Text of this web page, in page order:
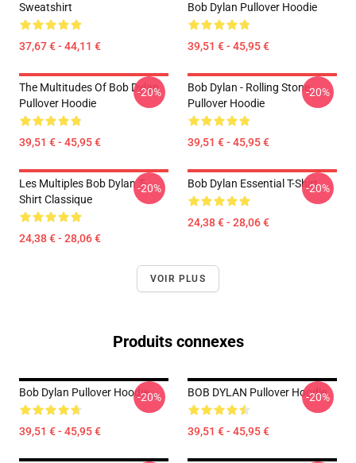
Sweatshirt
37,67 € - 44,11 €
Bob Dylan Pullover Hoodie
39,51 € - 45,95 €
The Multitudes Of Bob Dylan
Pullover Hoodie
39,51 € - 45,95 €
-20%
Bob Dylan - Rolling Stone
Pullover Hoodie
39,51 € - 45,95 €
-20%
Les Multiples Bob Dylan T-
Shirt Classique
24,38 € - 28,06 €
-20% Bob Dylan Essential T-Shirt
24,38 € - 28,06 €
-20%
VOIR PLUS
Produits connexes
Bob Dylan Pullover Hoodie
39,51 € - 45,95 €
-20% BOB DYLAN Pullover Hoodie
39,51 € - 45,95 €
-20%